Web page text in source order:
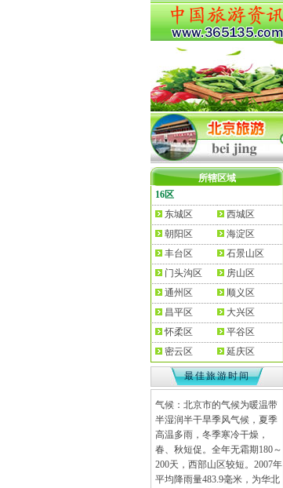
所辖区域
16区
东城区
西城区
朝阳区
海淀区
丰台区
石景山区
门头沟区
房山区
通州区
顺义区
昌平区
大兴区
怀柔区
平谷区
密云区
延庆区
最佳旅游时间
气候：北京市的气候为暖温带
半湿润半干旱季风气候，夏季
高温多雨，冬季寒冷干燥，
春、秋短促。全年无霜期180～
200天，西部山区较短。2007年
平均降雨量483.9毫米，为华北